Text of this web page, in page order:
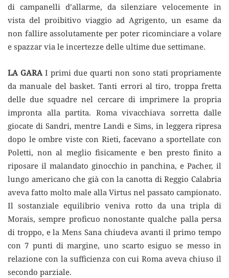
di campanelli d’allarme, da silenziare velocemente in
vista del proibitivo viaggio ad Agrigento, un esame da
non fallire assolutamente per poter ricominciare a volare
e spazzar via le incertezze delle ultime due settimane.
LA GARAI primi due quarti non sono stati propriamente
da manuale del basket. Tanti errori al tiro, troppa fretta
delle due squadre nel cercare di imprimere la propria
impronta alla partita. Roma vivacchiava sorretta dalle
giocate di Sandri, mentre Landi e Sims, in leggera ripresa
dopo le ombre viste con Rieti, facevano a sportellate con
Poletti, non al meglio fisicamente e ben presto finito a
riposare il malandato ginocchio in panchina, e Pacher, il
lungo americano che già con la canotta di Reggio Calabria
aveva fatto molto male alla Virtus nel passato campionato.
Il sostanziale equilibrio veniva rotto da una tripla di
Morais, sempre proficuo nonostante qualche palla persa
di troppo, e la Mens Sana chiudeva avanti il primo tempo
con 7 punti di margine, uno scarto esiguo se messo in
relazione con la sufficienza con cui Roma aveva chiuso il
secondo parziale.